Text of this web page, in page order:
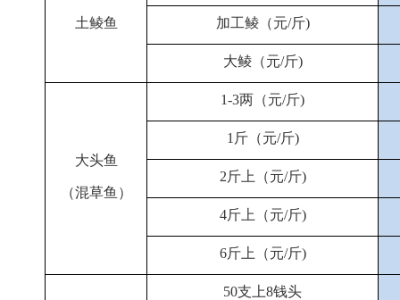
土鲮鱼 加工鲮（元/斤)
大鲮（元/斤)
大头鱼
（混草鱼）
1-3两（元/斤)
1斤（元/斤)
2斤上（元/斤)
4斤上（元/斤)
6斤上（元/斤)
50支上8钱头